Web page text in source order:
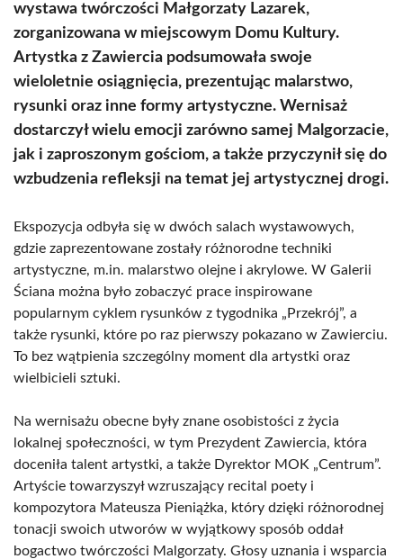
wystawa twórczości Małgorzaty Lazarek,
zorganizowana w miejscowym Domu Kultury.
Artystka z Zawiercia podsumowała swoje
wieloletnie osiągnięcia, prezentując malarstwo,
rysunki oraz inne formy artystyczne. Wernisaż
dostarczył wielu emocji zarówno samej Malgorzacie,
jak i zaproszonym gościom, a także przyczynił się do
wzbudzenia refleksji na temat jej artystycznej drogi.
Ekspozycja odbyła się w dwóch salach wystawowych,
gdzie zaprezentowane zostały różnorodne techniki
artystyczne, m.in. malarstwo olejne i akrylowe. W Galerii
Ściana można było zobaczyć prace inspirowane
popularnym cyklem rysunków z tygodnika „Przekrój”, a
także rysunki, które po raz pierwszy pokazano w Zawierciu.
To bez wątpienia szczególny moment dla artystki oraz
wielbicieli sztuki.
Na wernisażu obecne były znane osobistości z życia
lokalnej społeczności, w tym Prezydent Zawiercia, która
doceniła talent artystki, a także Dyrektor MOK „Centrum”.
Artyście towarzyszył wzruszający recital poety i
kompozytora Mateusza Pieniążka, który dzięki różnorodnej
tonacji swoich utworów w wyjątkowy sposób oddał
bogactwo twórczości Malgorzaty. Głosy uznania i wsparcia